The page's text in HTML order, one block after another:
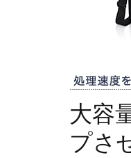
大容
プさ